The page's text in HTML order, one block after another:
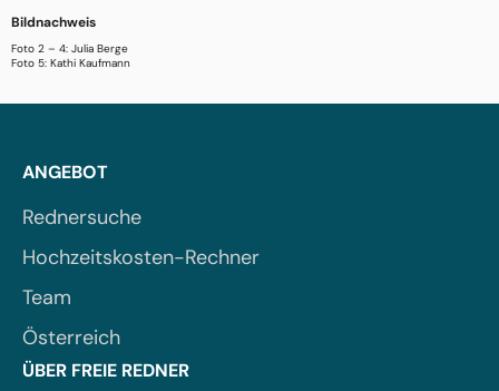
Bildnachweis
Foto 2 – 4: Julia Berge
Foto 5: Kathi Kaufmann
ANGEBOT
Rednersuche
Hochzeitskosten-Rechner
Team
Österreich
ÜBER FREIE REDNER